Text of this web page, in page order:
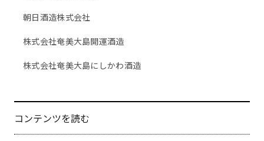
朝日酒造株式会社
株式会社奄美大島開運酒造
株式会社奄美大島にしかわ酒造
コンテンツを読む